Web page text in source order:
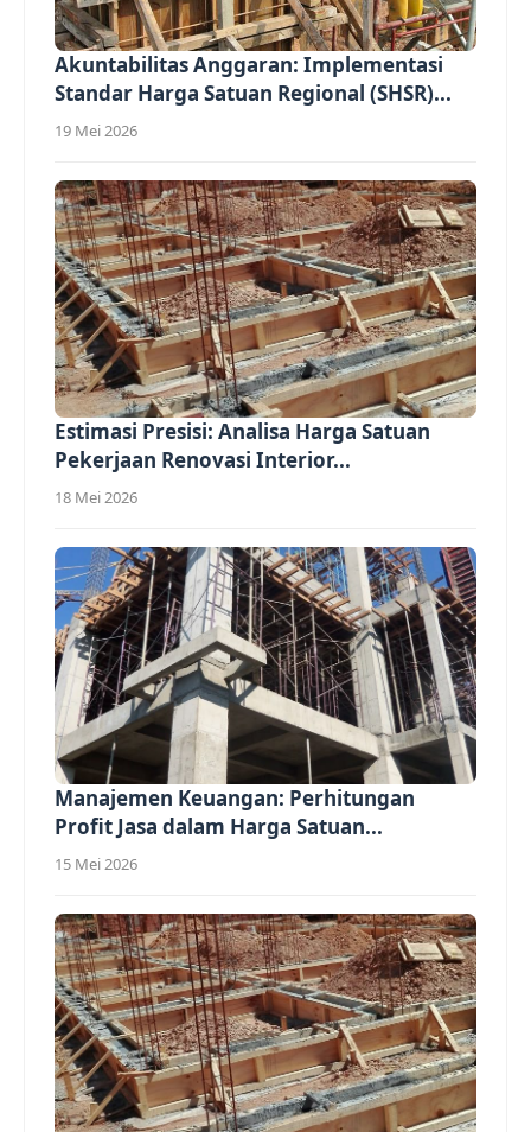
Akuntabilitas Anggaran: Implementasi
Standar Harga Satuan Regional (SHSR)...
19 Mei 2026
Estimasi Presisi: Analisa Harga Satuan
Pekerjaan Renovasi Interior...
18 Mei 2026
Manajemen Keuangan: Perhitungan
Profit Jasa dalam Harga Satuan...
15 Mei 2026